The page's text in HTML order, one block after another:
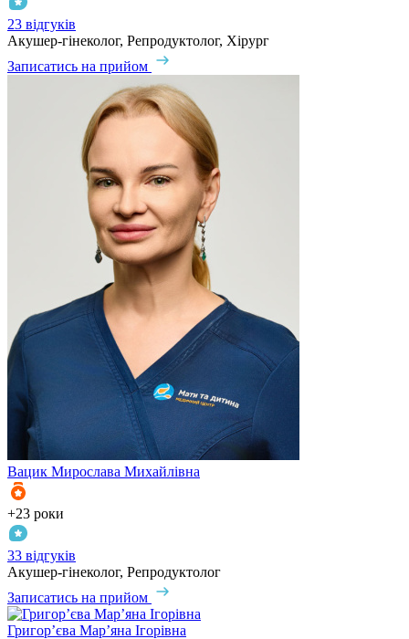
23 відгуків
Акушер-гінеколог, Репродуктолог, Хірург
Записатись на прийом
Вацик Мирослава Михайлівна
+23 роки
33 відгуків
Акушер-гінеколог, Репродуктолог
Записатись на прийом
Григор’єва Мар’яна Ігорівна